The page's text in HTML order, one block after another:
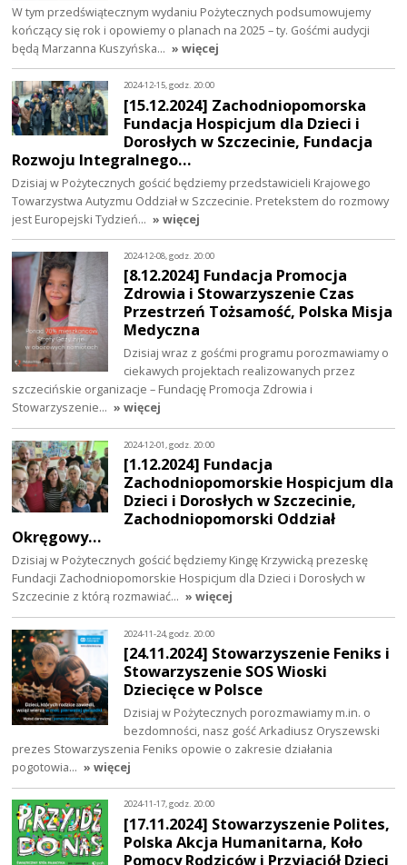
W tym przedświątecznym wydaniu Pożytecznych podsumowujemy
kończący się rok i opowiemy o planach na 2025 – ty. Gośćmi audycji
będą Marzanna Kuszyńska… » więcej
2024-12-15, godz. 20:00
[15.12.2024] Zachodniopomorska
Fundacja Hospicjum dla Dzieci i
Dorosłych w Szczecinie, Fundacja
Rozwoju Integralnego…
Dzisiaj w Pożytecznych gościć będziemy przedstawicieli Krajowego
Towarzystwa Autyzmu Oddział w Szczecinie. Pretekstem do rozmowy
jest Europejski Tydzień… » więcej
2024-12-08, godz. 20:00
[8.12.2024] Fundacja Promocja
Zdrowia i Stowarzyszenie Czas
Przestrzeń Tożsamość, Polska Misja
Medyczna
Dzisiaj wraz z gośćmi programu porozmawiamy o
ciekawych projektach realizowanych przez
szczecińskie organizacje – Fundację Promocja Zdrowia i
Stowarzyszenie… » więcej
2024-12-01, godz. 20:00
[1.12.2024] Fundacja
Zachodniopomorskie Hospicjum dla
Dzieci i Dorosłych w Szczecinie,
Zachodniopomorski Oddział
Okręgowy…
Dzisiaj w Pożytecznych gościć będziemy Kingę Krzywicką prezeskę
Fundacji Zachodniopomorskie Hospicjum dla Dzieci i Dorosłych w
Szczecinie z którą rozmawiać… » więcej
2024-11-24, godz. 20:00
[24.11.2024] Stowarzyszenie Feniks i
Stowarzyszenie SOS Wioski
Dziecięce w Polsce
Dzisiaj w Pożytecznych porozmawiamy m.in. o
bezdomności, nasz gość Arkadiusz Oryszewski
prezes Stowarzyszenia Feniks opowie o zakresie działania
pogotowia… » więcej
2024-11-17, godz. 20:00
[17.11.2024] Stowarzyszenie Polites,
Polska Akcja Humanitarna, Koło
Pomocy Rodziców i Przyjaciół Dzieci